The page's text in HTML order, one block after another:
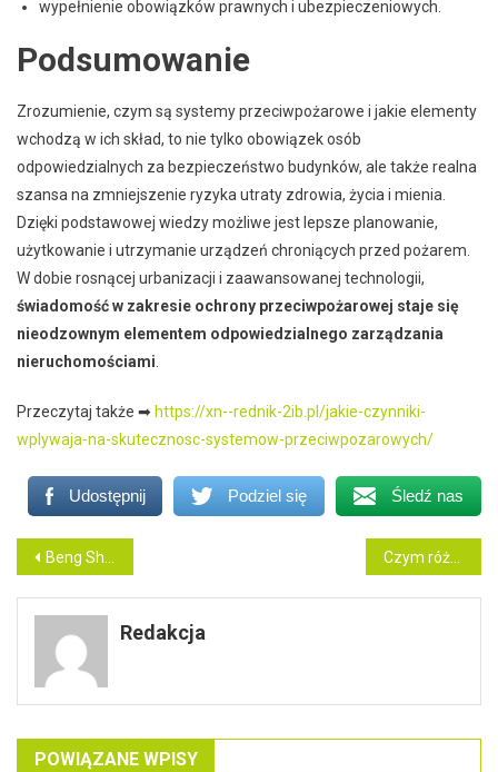
wypełnienie obowiązków prawnych i ubezpieczeniowych.
Podsumowanie
Zrozumienie, czym są systemy przeciwpożarowe i jakie elementy
wchodzą w ich skład, to nie tylko obowiązek osób
odpowiedzialnych za bezpieczeństwo budynków, ale także realna
szansa na zmniejszenie ryzyka utraty zdrowia, życia i mienia.
Dzięki podstawowej wiedzy możliwe jest lepsze planowanie,
użytkowanie i utrzymanie urządzeń chroniących przed pożarem.
W dobie rosnącej urbanizacji i zaawansowanej technologii,
świadomość w zakresie ochrony przeciwpożarowej staje się
nieodzownym elementem odpowiedzialnego zarządzania
nieruchomościami
Przeczytaj także ➡ https://xn--rednik-2ib.pl/jakie-czynniki-
wplywaja-na-skutecznosc-systemow-przeciwpozarowych/
Udostępnij Podziel się Śledź nas
Nawigacja
wpisu
Beng Shop – największy multibrand pole dance w Polsce Czym różni się strój na jogę damski od stroju fitness?
Redakcja
POWIĄZANE WPISY